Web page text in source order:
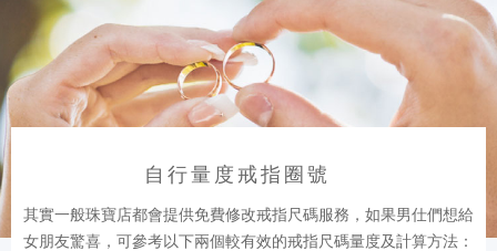
自行量度戒指圈號
其實一般珠寶店都會提供免費修改戒指尺碼服務，如果男仕們想給
女朋友驚喜，可參考以下兩個較有效的戒指尺碼量度及計算方法：